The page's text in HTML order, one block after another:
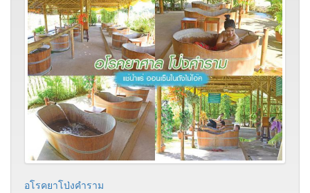
อโรคยาโป่งคำราม